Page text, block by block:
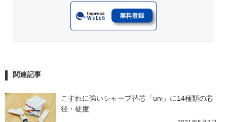
関連記事
こすれに強いシャープ替芯「uni」に14種類の芯
径・硬度